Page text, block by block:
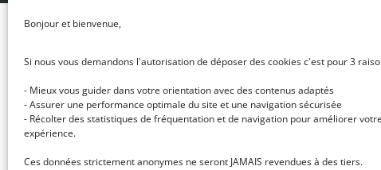
Bonjour et bienvenue,
Si nous vous demandons l'autorisation de déposer des cookies c'est pour 3
- Mieux vous guider dans votre orientation avec des contenus adaptés
- Assurer une performance optimale du site et une navigation sécurisée
- Récolter des statistiques de fréquentation et de navigation pour améliorer votre
expérience.
Ces données strictement anonymes ne seront JAMAIS revendues à des tiers.